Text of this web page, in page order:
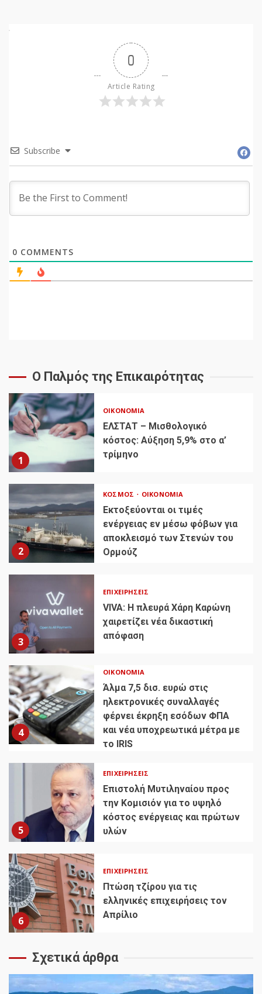
0
Article Rating
Subscribe
0 COMMENTS
Ο Παλμός της Επικαιρότητας
1
ΟΙΚΟΝΟΜΊΑ
ΕΛΣΤΑΤ – Μισθολογικό
κόστος: Αύξηση 5,9% στο α’
τρίμηνο
2
ΚΌΣΜΟΣ ΟΙΚΟΝΟΜΊΑ
Εκτοξεύονται οι τιμές
ενέργειας εν μέσω φόβων για
αποκλεισμό των Στενών του
Ορμούζ
3
ΕΠΙΧΕΙΡΉΣΕΙΣ
VIVA: Η πλευρά Χάρη Καρώνη
χαιρετίζει νέα δικαστική
απόφαση
4
ΟΙΚΟΝΟΜΊΑ
Άλμα 7,5 δισ. ευρώ στις
ηλεκτρονικές συναλλαγές
φέρνει έκρηξη εσόδων ΦΠΑ
και νέα υποχρεωτικά μέτρα με
το IRIS
5
ΕΠΙΧΕΙΡΉΣΕΙΣ
Επιστολή Μυτιληναίου προς
την Κομισιόν για το υψηλό
κόστος ενέργειας και πρώτων
υλών
6
ΕΠΙΧΕΙΡΉΣΕΙΣ
Πτώση τζίρου για τις
ελληνικές επιχειρήσεις τον
Απρίλιο
Σχετικά άρθρα